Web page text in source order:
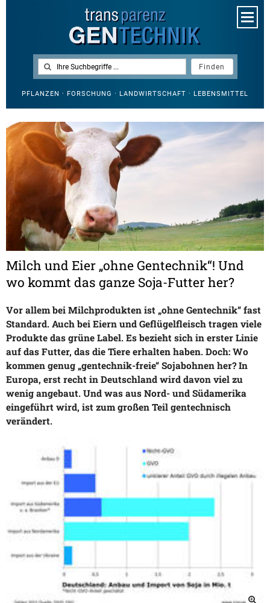
PFLANZEN · FORSCHUNG · LANDWIRTSCHAFT · LEBENSMITTEL
Milch und Eier „ohne Gentechnik“! Und
wo kommt das ganze Soja-Futter her?
Vor allem bei Milchprodukten ist „ohne Gentechnik“ fast
Standard. Auch bei Eiern und Geflügelfleisch tragen viele
Produkte das grüne Label. Es bezieht sich in erster Linie
auf das Futter, das die Tiere erhalten haben. Doch: Wo
kommen genug „gentechnik-freie“ Sojabohnen her? In
Europa, erst recht in Deutschland wird davon viel zu
wenig angebaut. Und was aus Nord- und Südamerika
eingeführt wird, ist zum großen Teil gentechnisch
verändert.